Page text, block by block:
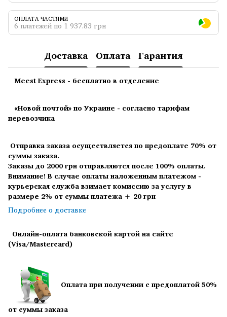
ОПЛАТА ЧАСТЯМИ
6 платежей по 1 937.83 грн
Доставка Оплата Гарантия
Meest Express - бесплатно в отделение
«Новой почтой» по Украине - согласно тарифам
перевозчика
Отправка заказа осуществляется по предоплате 70% от
суммы заказа.
Заказы до 2000 грн отправляются после 100% оплаты.
Внимание! В случае оплаты наложенным платежом -
курьерская служба взимает комиссию за услугу в
размере 2% от суммы платежа + 20 грн
Подробнее о доставке
Онлайн-оплата банковской картой на сайте
(Visa/Mastercard)
Оплата при получении с предоплатой 50%
от суммы заказа